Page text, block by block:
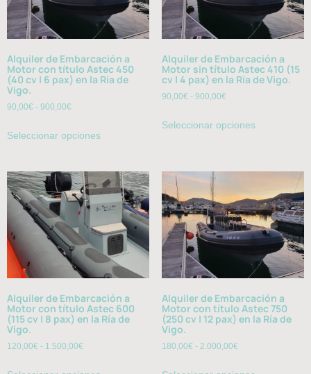
Alquiler de Embarcación a
Motor con título Astec 450
(40 cv | 6 pax) en la Ría de
Vigo.
90,00€ - 900,00€
Seleccionar opciones
Alquiler de Embarcación a
Motor sin título Astec 410 (15
cv | 4 pax) en la Ría de Vigo.
90,00€ - 900,00€
Seleccionar opciones
Alquiler de Embarcación a
Motor con título Astec 600
(115 cv | 8 pax) en la Ría de
Vigo.
120,00€ - 1.500,00€
Alquiler de Embarcación a
Motor con título Astec 750
(250 cv | 12 pax) en la Ría de
Vigo.
180,00€ - 2.000,00€